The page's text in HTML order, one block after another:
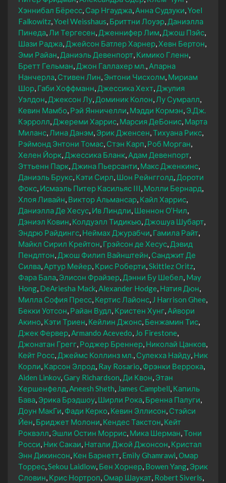
Хэннибал Бёресс Сар Нгауджа Анна Судзуки Yoel
Falkowitz Yoel Weisshaus Бриттни Лоуэр Даниэлла
Пинеда Ли Тергесен Дженнифер Лим Джош Пэйс
Шази Раджа Джейсон Батлер Харнер Хевн Бертон
Эми Райан Даниэль Девенпорт Кимико Гленн
Бретт Гельман Джон Галлахер мл.
Апарна
Нанчерла Стивен Лин Энтони Чисхолм Мириам
Шор Габи Хоффманн Джессика Хехт Джулия
Уэлдон Джексон Лу Доминик Колон Лу Сумралл
Кевин Мамбо Рэй Янничелли Мэдди Кормэн Э.Дж.
Кэрролл Джереми Харрис Марсия ДеБонис Марта
Миланс Лина Данэм Эрик Дженсен Тихуана Рикс
Рэймонд Энтони Томас Стэн Карп Роб Морган
Хелен Йорк Джессика Бланк Адам Девенпорт
Эттьенн Парк Джина Пьерсанти Макс Дженкинс
Даниэль Брукс Кэти Сирл Шон Рейнгголд Дороти
Фокс Исмаэль Питер Касильяс III Молли Бернард
Хлоя Ливайн Виктор Альмансар Кайл Харрис
Даниэлла Де Хесус Ив Линдли Шеннон О’Нил
Дэниэл Ковин Колдуэлл Тидикью Джошуа Шубарт
Эндрю Райдингс Неймах Джурабчи Гамила Райт
Майкл Сирил Крейтон Грэйсон де Хесус Дэвид
Пендлтон Джош Филип Вайнштейн Санджит Де
Силва Артур Мейер Крис Роберти Skittlez Oritz
Фара Бала Элисон Фрайзер Дэнни Бу Шебел May
Hong DeAriesha Mack Alexander Hodge Натия Дюн
Милла София Пресс Кертис Лайонс J Harrison Ghee
Бекки Уотсон Райан Вудл Кристен Хунг Айвори
Акино Кэти Триен Кейлин Джонс Бенжамин Тис
Джек Фервер Armando Acevedo Jo Firestone
Джонатан Грегг Роджер Бреннер Николай Цанков
Кейт Росс Джеймс Коллинз мл. Сулекха Найду Ник
Корли Карсон Элрод Ray Rosario Фрэнки Веррока
Aiden Linkov Gary Richardson Ди Квон Этан
Хершенфелд Aneesh Sheth James Campbell Капиль
Бава Эрика Брэдшоу Ширли Рока Бренна Палуги
Доун МакГи Фади Керко Кевин Эллисон Стэйси
Йен Бриджет Молони Кендес Такстон Кейт
Роквэлл Эшли Остин Моррис Мика Шерман Тони
Росси Ник Сакаи Натали Джой Джонсон Кристал
Энн Дикинсон Кен Барнетт Emily Ghamrawi Омар
Торрес Sekou Laidlow Бен Хорнер Bowen Yang Эрик
Словин Крис Нортроп Омар Шаукат Robert Siverls